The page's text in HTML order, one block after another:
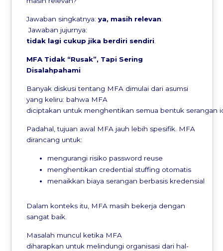
Jawaban singkatnya:ya, masih relevan
Jawaban jujurnya:
tidak lagi cukup jika berdiri sendiri
MFA Tidak “Rusak”, Tapi Sering
Disalahpahami
Banyak diskusi tentang MFA dimulai dari asumsi
yang keliru: bahwa MFA
diciptakan untuk menghentikan semua bentuk serangan
Padahal, tujuan awal MFA jauh lebih spesifik. MFA
dirancang untuk:
mengurangi risiko password reuse
menghentikan credential stuffing otomatis
menaikkan biaya serangan berbasis kredensial
Dalam konteks itu, MFA masih bekerja dengan
sangat baik.
Masalah muncul ketika MFA
diharapkan untuk melindungi organisasi dari hal-